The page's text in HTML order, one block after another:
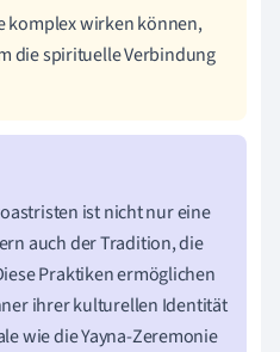
komplex wirken können,
die spirituelle Verbindung
ist nicht nur eine
auch der Tradition, die
Praktiken ermöglichen
ihrer kulturellen Identität
wie die Yayna-Zeremonie